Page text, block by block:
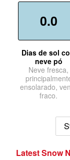
0.0
Dias de sol
neve pó
Neve fresca,
ensolarado,
fraco.